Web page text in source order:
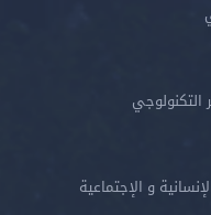
التكنولوجي
و الإجتماعية